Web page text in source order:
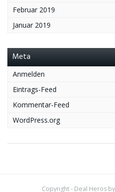
Februar 2019
Januar 2019
Meta
Anmelden
Eintrags-Feed
Kommentar-Feed
WordPress.org
Copyright - Deal Heros